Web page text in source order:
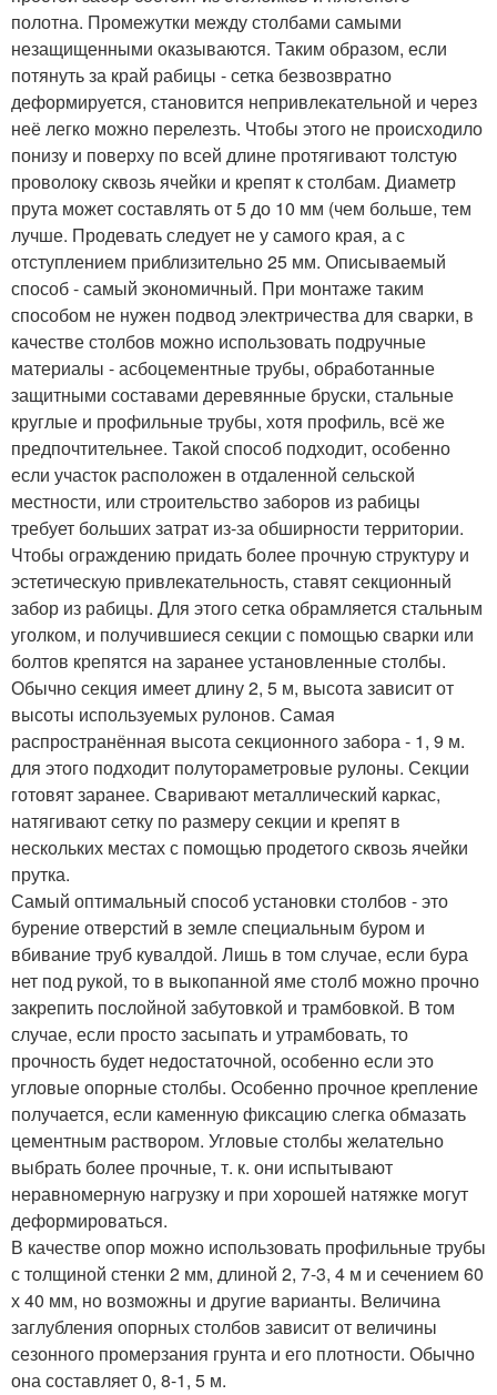
полотна. Промежутки между столбами самыми
незащищенными оказываются. Таким образом, если
потянуть за край рабицы - сетка безвозвратно
деформируется, становится непривлекательной и через
неё легко можно перелезть. Чтобы этого не происходило
понизу и поверху по всей длине протягивают толстую
проволоку сквозь ячейки и крепят к столбам. Диаметр
прута может составлять от 5 до 10 мм (чем больше, тем
лучше. Продевать следует не у самого края, а с
отступлением приблизительно 25 мм. Описываемый
способ - самый экономичный. При монтаже таким
способом не нужен подвод электричества для сварки, в
качестве столбов можно использовать подручные
материалы - асбоцементные трубы, обработанные
защитными составами деревянные бруски, стальные
круглые и профильные трубы, хотя профиль, всё же
предпочтительнее. Такой способ подходит, особенно
если участок расположен в отдаленной сельской
местности, или строительство заборов из рабицы
требует больших затрат из-за обширности территории.
Чтобы ограждению придать более прочную структуру и
эстетическую привлекательность, ставят секционный
забор из рабицы. Для этого сетка обрамляется стальным
уголком, и получившиеся секции с помощью сварки или
болтов крепятся на заранее установленные столбы.
Обычно секция имеет длину 2, 5 м, высота зависит от
высоты используемых рулонов. Самая
распространённая высота секционного забора - 1, 9 м.
для этого подходит полутораметровые рулоны. Секции
готовят заранее. Сваривают металлический каркас,
натягивают сетку по размеру секции и крепят в
нескольких местах с помощью продетого сквозь ячейки
прутка.
Самый оптимальный способ установки столбов - это
бурение отверстий в земле специальным буром и
вбивание труб кувалдой. Лишь в том случае, если бура
нет под рукой, то в выкопанной яме столб можно прочно
закрепить послойной забутовкой и трамбовкой. В том
случае, если просто засыпать и утрамбовать, то
прочность будет недостаточной, особенно если это
угловые опорные столбы. Особенно прочное крепление
получается, если каменную фиксацию слегка обмазать
цементным раствором. Угловые столбы желательно
выбрать более прочные, т. к. они испытывают
неравномерную нагрузку и при хорошей натяжке могут
деформироваться.
В качестве опор можно использовать профильные трубы
с толщиной стенки 2 мм, длиной 2, 7-3, 4 м и сечением 60
х 40 мм, но возможны и другие варианты. Величина
заглубления опорных столбов зависит от величины
сезонного промерзания грунта и его плотности. Обычно
она составляет 0, 8-1, 5 м.